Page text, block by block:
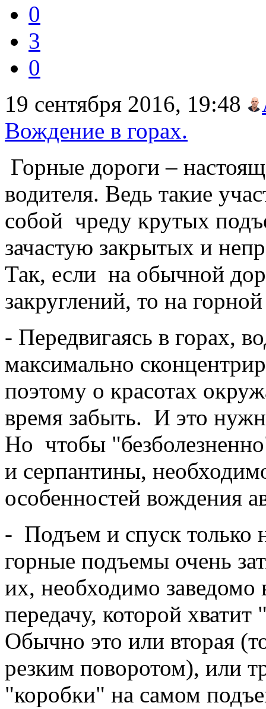
0
3
0
19 сентября 2016, 19:48
Вождение в горах.
Горные дороги –
водителя. Ведь такие
собой чреду крутых
зачастую закрытых и
Так, если на обычной
закруглений, то на
- Передвигаясь в горах,
максимально
поэтому о красотах
время забыть. И это
Но чтобы
и серпантины,
особенностей вождения
- Подъем и спуск только
горные подъемы очень
их, необходимо
передачу, которой хватит
Обычно это или вторая
резким поворотом), или
"коробки" на самом